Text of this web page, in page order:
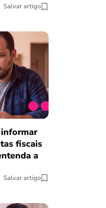
Salvar artigo
informar
fiscais
a
Salvar artigo